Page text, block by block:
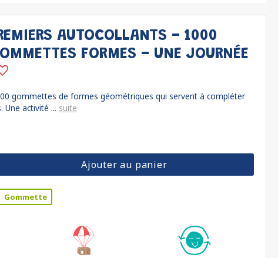
AUTOCOLLANTS - 1000
FORMES - UNE JOURNÉE
gommettes de formes géométriques qui servent à compléter
Une activité ... suite
Ajouter au panier
Gommette